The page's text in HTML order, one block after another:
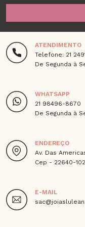
ATENDIMENTO
Telefone: 21
De Segunda à
WHATSAPP
21 98496-8670
De Segunda à
ENDEREÇO
Av. Das
Cep - 22640-
E-MAIL